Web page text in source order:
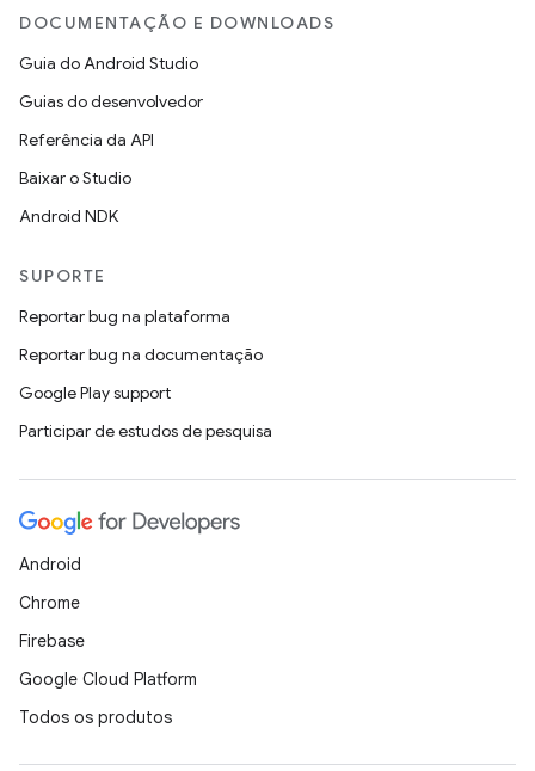
DOCUMENTAÇÃO E DOWNLOADS
Guia do Android Studio
Guias do desenvolvedor
Referência da API
Baixar o Studio
Android NDK
SUPORTE
Reportar bug na plataforma
Reportar bug na documentação
Google Play support
Participar de estudos de pesquisa
Android
Chrome
Firebase
Google Cloud Platform
Todos os produtos